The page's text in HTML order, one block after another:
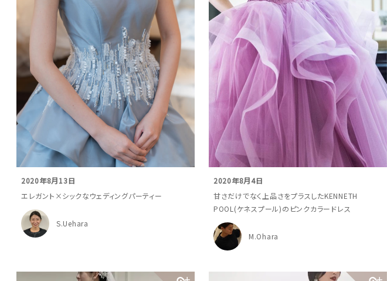
2020年8月13日
エレガント×シックなウェディングパーティー
S.Uehara
2020年8月4日
甘さだけでなく上品さをプラスしたKENNETH
POOL(ケネスプール)のピンクカラードレス
M.Ohara